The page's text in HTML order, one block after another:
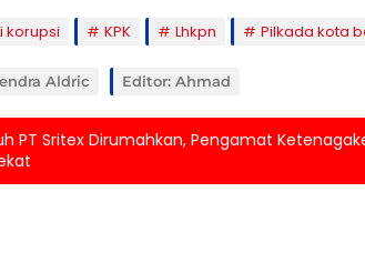
korupsi KPK Lhkpn Pilkada kota
Aldric Editor: Ahmad
PT Sritex Dirumahkan, Pengamat